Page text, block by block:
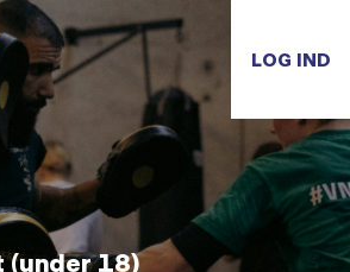
LOG IND
(under 18)